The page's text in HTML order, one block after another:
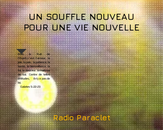
Mais le fruit de
l'Esprit,c'est l'amour, la
joie, la paix, la patience, la
bonté, la bienveillance, la
foi, la douceur, la maîtrise
de soi. Contre de telles
attitudes, il n’y a pas de
loi.
Galates 5:22-23
Radio Paraclet
UN SOUFFLE NOUVEAU
POUR UNE VIE NOUVELLE